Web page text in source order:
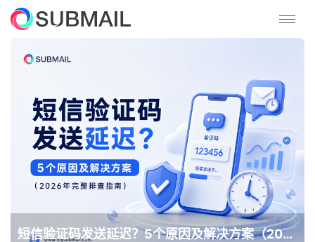
短信验证码发送延迟？5个原因及解决方案（2026年完整排查指南）